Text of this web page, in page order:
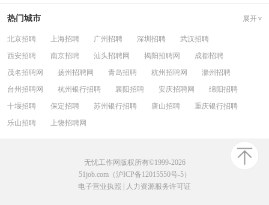
热门城市 展开
北京招聘 上海招聘 广州招聘 深圳招聘
武汉招聘
西安招聘
南京招聘 汕头招聘网 揭阳招聘网
成都招聘
茂名招聘网
扬州招聘网 青岛招聘 杭州招聘网
滁州招聘
台州招聘网
杭州银行招聘 襄阳招聘 安庆招聘网
绵阳招聘
十堰招聘
保定招聘 苏州银行招聘 唐山招聘
重庆银行招聘
乐山招聘
上饶招聘网
无忧工作网版权所有©1999-2026
51job.com（沪ICP备12015550号-5）
电子营业执照
人力资源服务许可证